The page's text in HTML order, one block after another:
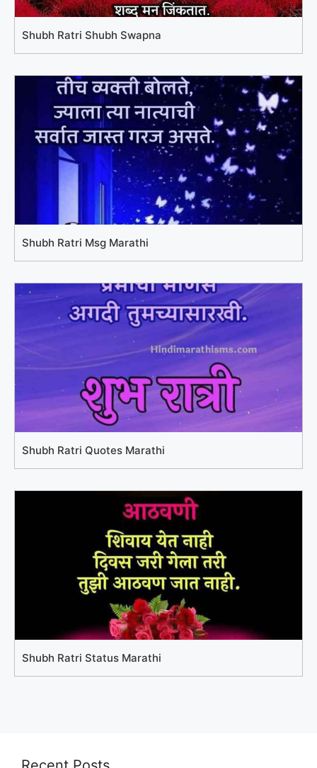
Shubh Ratri Shubh Swapna
Shubh Ratri Msg Marathi
Shubh Ratri Quotes Marathi
Shubh Ratri Status Marathi